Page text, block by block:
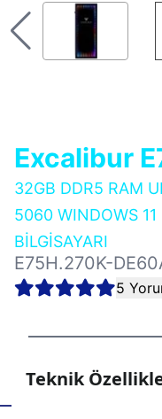
Excalibur
32GB DDR5 RAM
5060 WINDOWS
BİLGİSAYARI
E75H.270K-
5
Teknik